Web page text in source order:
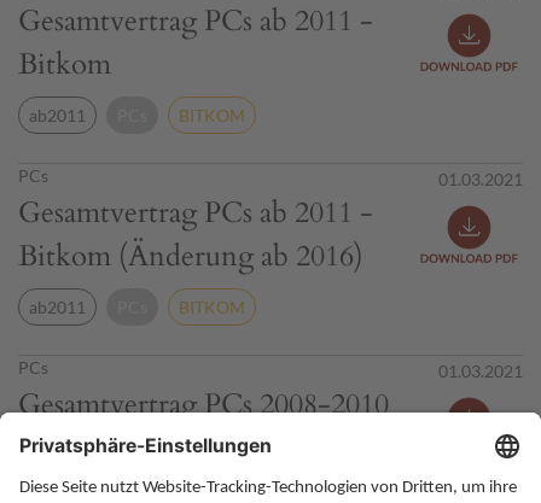
Gesamtvertrag PCs ab 2011 -
Bitkom
ab2011 BITKOM
PCs
Gesamtvertrag PCs ab 2011 -
Bitkom (Änderung ab 2016)
01.03.2021
ab2011 BITKOM
PCs
Gesamtvertrag PCs 2008-2010
- Bitkom
01.03.2021
2008-2010 PCs BITKOM